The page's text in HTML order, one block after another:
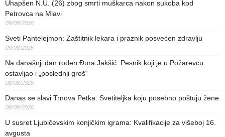
Uhapšen N.U. (26) zbog smrti muškarca nakon sukoba kod
Petrovca na Mlavi
09/08/2026
Sveti Pantelejmon: Zaštitnik lekara i praznik posvećen zdravlju
09/08/2026
Na današnji dan rođen Đura Jakšić: Pesnik koji je u Požarevcu
ostavljao i „poslednji groš“
08/08/2026
Danas se slavi Trnova Petka: Svetiteljka koju posebno poštuju žene
08/08/2026
U susret Ljubičevskim konjičkim igrama: Kvalifikacije za višeboj 16.
avgusta